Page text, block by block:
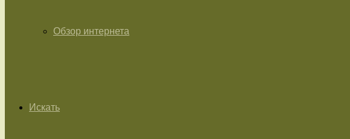
Обзор интернета
Искать